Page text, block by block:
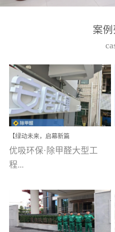
案
【绿动未来，启幕新篇
章】优吸环保中标深圳安
居乐寓，超大型工装室内
空气治理项目顺利启航，
优吸环保·除甲醛大型工
程...
案例【深圳安居乐寓】室
内空气治理项目深圳安居